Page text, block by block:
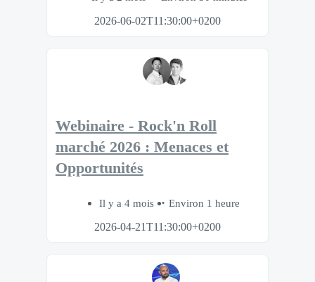
2026-06-02T11:30:00+0200
Webinaire - Rock'n Roll
marché 2026 : Menaces et
Opportunités
Il y a 4 mois
Environ 1 heure
2026-04-21T11:30:00+0200